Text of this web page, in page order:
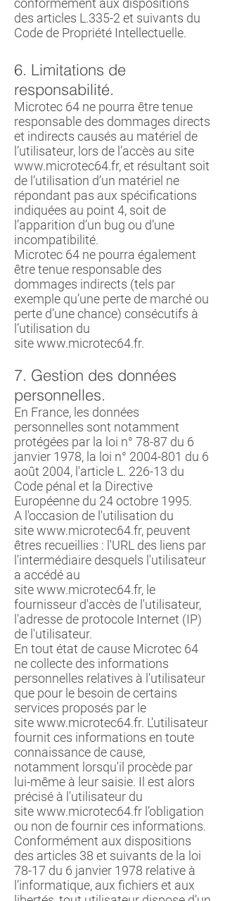
conformément aux dispositions
des articles L.335-2 et suivants du
Code de Propriété Intellectuelle.
6. Limitations de
responsabilité.
Microtec 64 ne pourra être tenue
responsable des dommages directs
et indirects causés au matériel de
l’utilisateur, lors de l’accès au site
www.microtec64.fr, et résultant soit
de l’utilisation d’un matériel ne
répondant pas aux spécifications
indiquées au point 4, soit de
l’apparition d’un bug ou d’une
incompatibilité.
Microtec 64 ne pourra également
être tenue responsable des
dommages indirects (tels par
exemple qu’une perte de marché ou
perte d’une chance) consécutifs à
l’utilisation du
sitewww.microtec64.fr.
7. Gestion des données
personnelles.
En France, les données
personnelles sont notamment
protégées par la loi n° 78-87 du 6
janvier 1978, la loi n° 2004-801 du 6
août 2004, l'article L. 226-13 du
Code pénal et la Directive
Européenne du 24 octobre 1995.
A l'occasion de l'utilisation du
sitewww.microtec64.fr, peuvent
êtres recueillies : l'URL des liens par
l'intermédiaire desquels l'utilisateur
a accédé au
sitewww.microtec64.fr, le
fournisseur d'accès de l'utilisateur,
l'adresse de protocole Internet (IP)
de l'utilisateur.
En tout état de cause Microtec 64
ne collecte des informations
personnelles relatives à l'utilisateur
que pour le besoin de certains
services proposés par le
sitewww.microtec64.fr. L'utilisateur
fournit ces informations en toute
connaissance de cause,
notamment lorsqu'il procède par
lui-même à leur saisie. Il est alors
précisé à l'utilisateur du
sitewww.microtec64.fr l’obligation
ou non de fournir ces informations.
Conformément aux dispositions
des articles 38 et suivants de la loi
78-17 du 6 janvier 1978 relative à
l’informatique, aux fichiers et aux